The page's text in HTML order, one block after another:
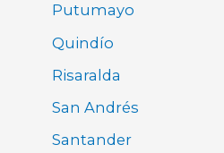
Putumayo
Quindío
Risaralda
San Andrés
Santander